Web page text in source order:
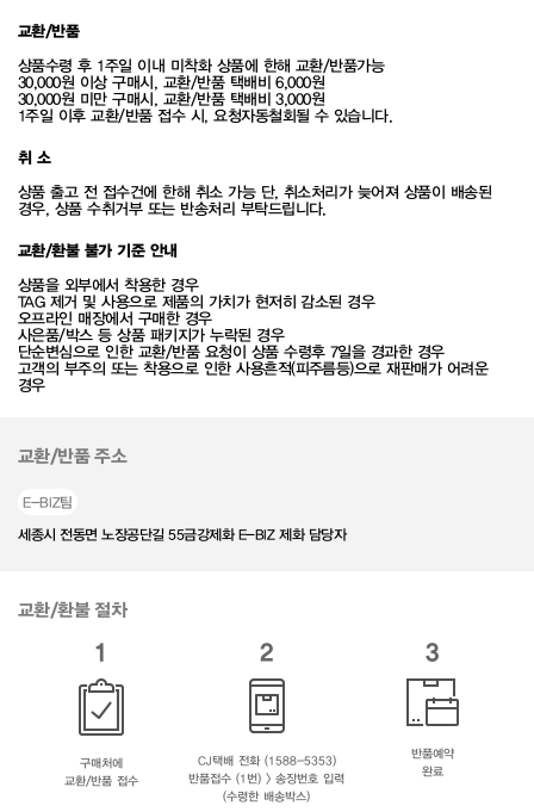
교환/반품
상품수령 후 1주일 이내 미착화 상품에 한해 교환/반품가능
30,000원 이상 구매시, 교환/반품 택배비 6,000원
30,000원 미만 구매시, 교환/반품 택배비 3,000원
1주일 이후 교환/반품 접수 시, 요청자동철회될 수 있습니다.
취 소
상품 출고 전 접수건에 한해 취소 가능 단, 취소처리가 늦어져 상품이 배송된
경우, 상품 수취거부 또는 반송처리 부탁드립니다.
교환/환불 불가 기준 안내
상품을 외부에서 착용한 경우
TAG 제거 및 사용으로 제품의 가치가 현저히 감소된 경우
오프라인 매장에서 구매한 경우
사은품/박스 등 상품 패키지가 누락된 경우
단순변심으로 인한 교환/반품 요청이 상품 수령후 7일을 경과한 경우
고객의 부주의 또는 착용으로 인한 사용흔적(피주름등)으로 재판매가 어려운
경우
교환/반품 주소
E-BIZ팀
세종시 전동면 노장공단길 55금강제화 E-BIZ 제화 담당자
교환/환불 절차
1
구매처에
교환/반품 접수
2
CJ택배 전화 (1588-5353)
반품접수 (1번) > 송장번호 입력
(수령한 배송박스)
3
반품예약
완료